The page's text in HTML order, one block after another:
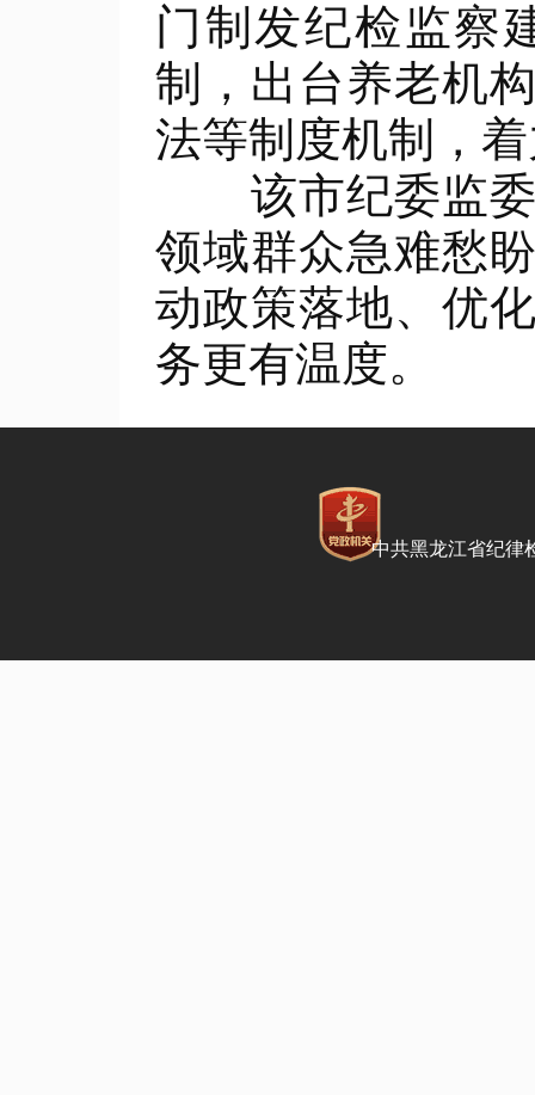
门制发纪检监察
制，出台养老机
法等制度机制，
该市纪委监委
领域群众急难愁
动政策落地、优
务更有温度。
中共黑龙江省纪律